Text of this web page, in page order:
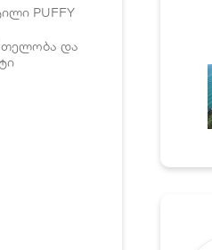
PUFFY
და